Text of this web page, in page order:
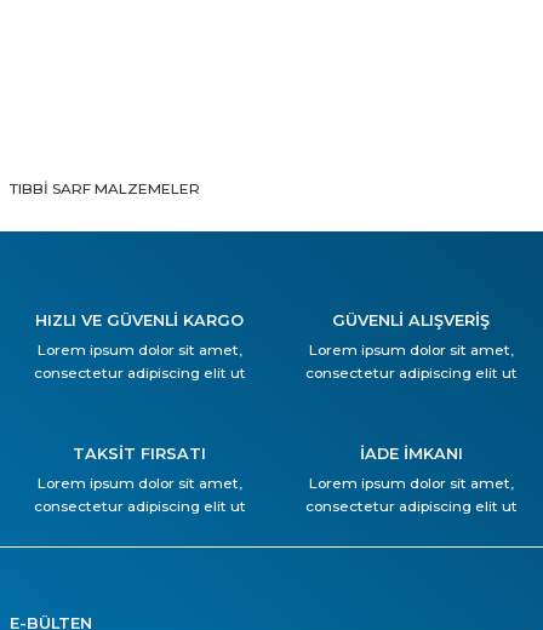
TIBBİ SARF MALZEMELER
HIZLI VE GÜVENLİ KARGO
Lorem ipsum dolor sit amet,
consectetur adipiscing elit ut
GÜVENLİ ALIŞVERİŞ
Lorem ipsum dolor sit amet,
consectetur adipiscing elit ut
TAKSİT FIRSATI
Lorem ipsum dolor sit amet,
consectetur adipiscing elit ut
İADE İMKANI
Lorem ipsum dolor sit amet,
consectetur adipiscing elit ut
E-BÜLTEN